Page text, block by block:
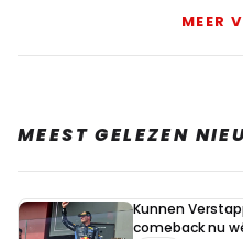
MEER
MEEST GELEZEN
Kunnen
comeback nu